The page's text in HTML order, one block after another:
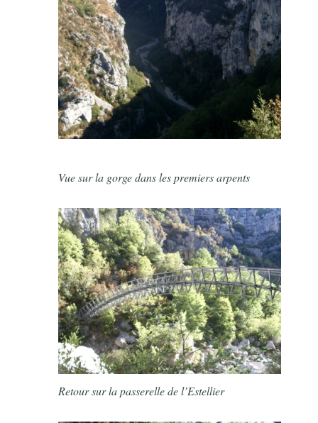
Vue sur la gorge dans les premiers arpents
Retour sur la passerelle de l’Estellier